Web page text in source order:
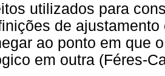
utilizados para
de
ao ponto em que
em outra (Féres-